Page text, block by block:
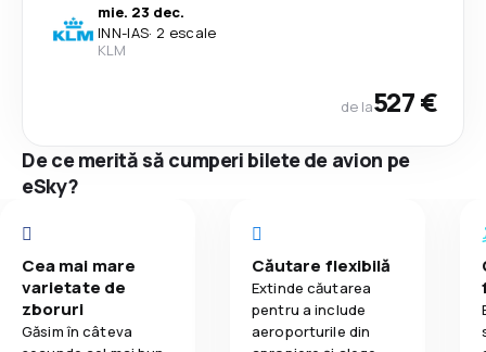
mie. 23 dec.
INN-IAS· 2 escale
KLM
de la527 €
De ce merită să cumperi bilete de avion pe
eSky?
Cea mai mare
varietate de
zboruri
Găsim în câteva
Căutare flexibilă
Extinde căutarea
pentru a include
aeroporturile din